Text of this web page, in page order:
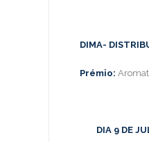
DIMA-
Prémio:
DIA 9 DE